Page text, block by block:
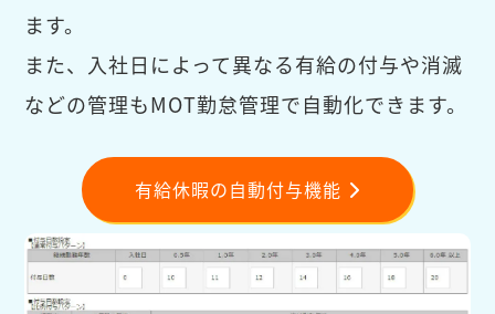
ます。
また、入社日によって異なる有給の付与や消滅
などの管理もMOT勤怠管理で自動化できます。
有給休暇の自動付与機能